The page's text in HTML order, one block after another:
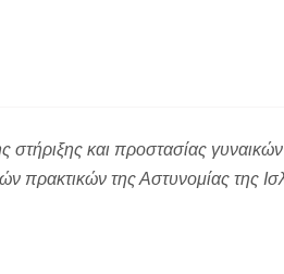
και προστασίας
της Αστυνομίας της